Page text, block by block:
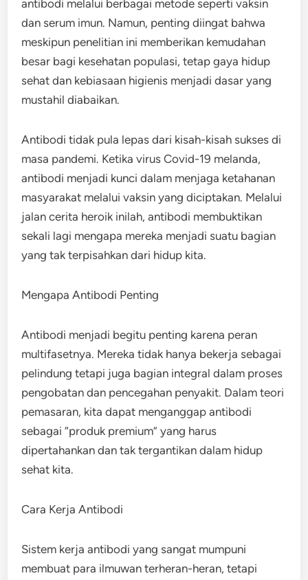
antibodi melalui berbagai metode seperti vaksin
dan serum imun. Namun, penting diingat bahwa
meskipun penelitian ini memberikan kemudahan
besar bagi kesehatan populasi, tetap gaya hidup
sehat dan kebiasaan higienis menjadi dasar yang
mustahil diabaikan.
Antibodi tidak pula lepas dari kisah-kisah sukses di
masa pandemi. Ketika virus Covid-19 melanda,
antibodi menjadi kunci dalam menjaga ketahanan
masyarakat melalui vaksin yang diciptakan. Melalui
jalan cerita heroik inilah, antibodi membuktikan
sekali lagi mengapa mereka menjadi suatu bagian
yang tak terpisahkan dari hidup kita.
Mengapa Antibodi Penting
Antibodi menjadi begitu penting karena peran
multifasetnya. Mereka tidak hanya bekerja sebagai
pelindung tetapi juga bagian integral dalam proses
pengobatan dan pencegahan penyakit. Dalam teori
pemasaran, kita dapat menganggap antibodi
sebagai “produk premium” yang harus
dipertahankan dan tak tergantikan dalam hidup
sehat kita.
Cara Kerja Antibodi
Sistem kerja antibodi yang sangat mumpuni
membuat para ilmuwan terheran-heran, tetapi